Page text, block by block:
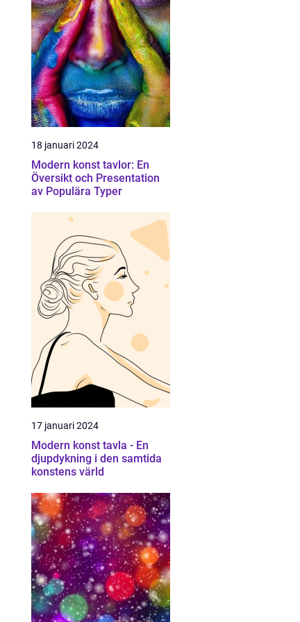
18 januari 2024
Modern konst tavlor: En
Översikt och Presentation
av Populära Typer
17 januari 2024
Modern konst tavla - En
djupdykning i den samtida
konstens värld